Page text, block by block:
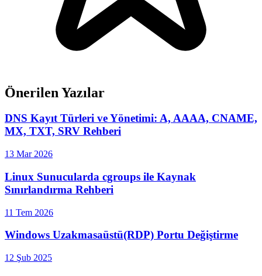
Önerilen Yazılar
DNS Kayıt Türleri ve Yönetimi: A, AAAA, CNAME,
MX, TXT, SRV Rehberi
13 Mar 2026
Linux Sunucularda cgroups ile Kaynak
Sınırlandırma Rehberi
11 Tem 2026
Windows Uzakmasaüstü(RDP) Portu Değiştirme
12 Şub 2025